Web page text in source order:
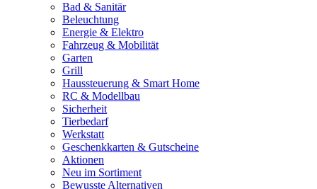
Bad & Sanitär
Beleuchtung
Energie & Elektro
Fahrzeug & Mobilität
Garten
Grill
Haussteuerung & Smart Home
RC & Modellbau
Sicherheit
Tierbedarf
Werkstatt
Geschenkkarten & Gutscheine
Aktionen
Neu im Sortiment
Bewusste Alternativen